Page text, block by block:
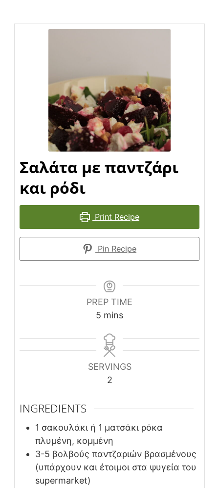
Σαλάτα με παντζάρι
και ρόδι
Print Recipe
Pin Recipe
PREP TIME
5 minutes
mins
SERVINGS
2
INGREDIENTS
1 σακουλάκι ή 1 ματσάκι ρόκα
πλυμένη, κομμένη
3-5 βολβούς παντζαριών βρασμένους
(υπάρχουν και έτοιμοι στα ψυγεία του
supermarket)